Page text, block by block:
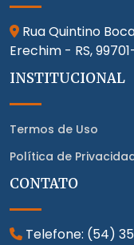
Rua Quintino
Erechim - RS,
INSTITUCIONAL
Termos de Uso
Política de
CONTATO
Telefone: (54)